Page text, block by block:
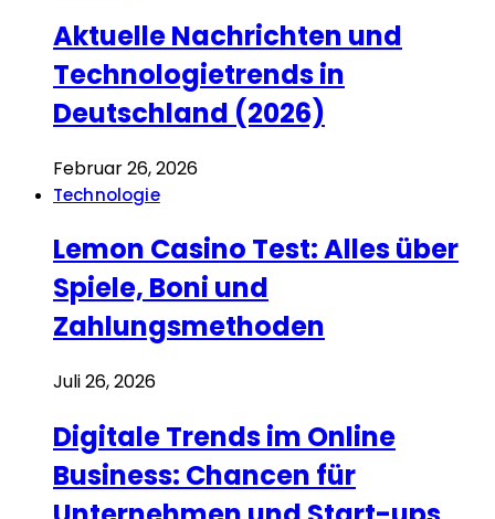
Aktuelle Nachrichten und
Technologietrends in
Deutschland (2026)
Februar 26, 2026
Technologie
Lemon Casino Test: Alles über
Spiele, Boni und
Zahlungsmethoden
Juli 26, 2026
Digitale Trends im Online
Business: Chancen für